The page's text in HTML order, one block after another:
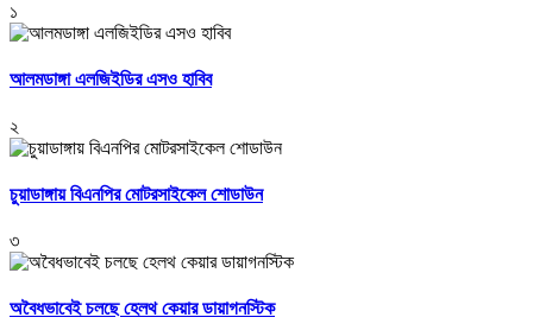
১
আলমডাঙ্গা এলজিইডির এসও হাবিব
২
চুয়াডাঙ্গায় বিএনপির মোটরসাইকেল শোডাউন
৩
অবৈধভাবেই চলছে হেলথ কেয়ার ডায়াগনস্টিক